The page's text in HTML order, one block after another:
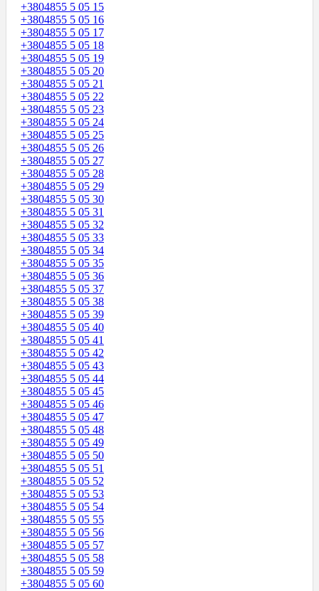
+3804855 5 05 15
+3804855 5 05 16
+3804855 5 05 17
+3804855 5 05 18
+3804855 5 05 19
+3804855 5 05 20
+3804855 5 05 21
+3804855 5 05 22
+3804855 5 05 23
+3804855 5 05 24
+3804855 5 05 25
+3804855 5 05 26
+3804855 5 05 27
+3804855 5 05 28
+3804855 5 05 29
+3804855 5 05 30
+3804855 5 05 31
+3804855 5 05 32
+3804855 5 05 33
+3804855 5 05 34
+3804855 5 05 35
+3804855 5 05 36
+3804855 5 05 37
+3804855 5 05 38
+3804855 5 05 39
+3804855 5 05 40
+3804855 5 05 41
+3804855 5 05 42
+3804855 5 05 43
+3804855 5 05 44
+3804855 5 05 45
+3804855 5 05 46
+3804855 5 05 47
+3804855 5 05 48
+3804855 5 05 49
+3804855 5 05 50
+3804855 5 05 51
+3804855 5 05 52
+3804855 5 05 53
+3804855 5 05 54
+3804855 5 05 55
+3804855 5 05 56
+3804855 5 05 57
+3804855 5 05 58
+3804855 5 05 59
+3804855 5 05 60